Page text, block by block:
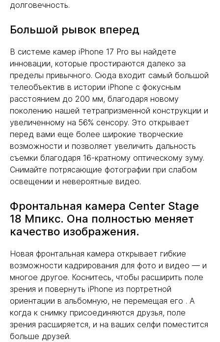
долговечность.
Большой рывок вперед
В системе камер iPhone 17 Pro вы найдете
инновации, которые простираются далеко за
пределы привычного. Сюда входит самый большой
телеобъектив в истории iPhone с фокусным
расстоянием до 200 мм, благодаря новому
поколению нашей тетрапризменной конструкции и
увеличенному на 56% сенсору. Это открывает
перед вами еще более широкие творческие
возможности и позволяет увеличить дальность
съемки благодаря 16-кратному оптическому зуму.
Снимайте потрясающие фотографии при слабом
освещении и невероятные видео.
Фронтальная камера Center Stage
18 Мпикс. Она полностью меняет
качество изображения.
Новая фронтальная камера открывает гибкие
возможности кадрирования для фото и видео — и
многое другое. Коснитесь, чтобы расширить поле
зрения и повернуть iPhone из портретной
ориентации в альбомную, не перемещая его . А
когда к снимку присоединяются друзья, поле
зрения расширяется, и на ваших селфи поместится
больше друзей.